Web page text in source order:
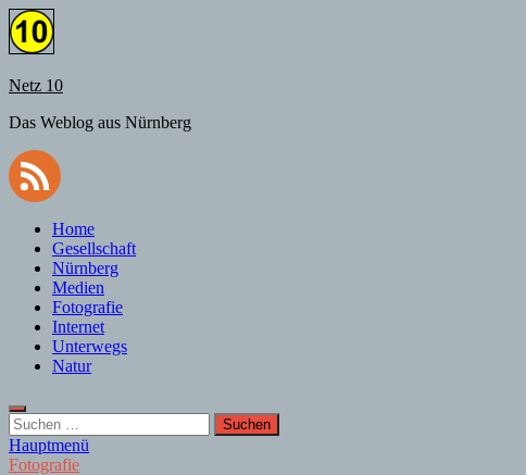
Zum
Inhalt
springen
Netz 10
Das Weblog aus Nürnberg
Home
Gesellschaft
Nürnberg
Medien
Fotografie
Internet
Unterwegs
Natur
Suchen
nach:
Hauptmenü
Fotografie